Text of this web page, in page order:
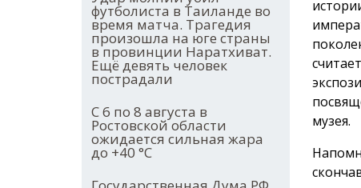
футболиста в Таиланде во
время матча. Трагедия
произошла на юге страны
в провинции Наратхиват.
Ещё девять человек
пострадали
С 6 по 8 августа в
Ростовской области
ожидается сильная жара
до +40 °С
музея.